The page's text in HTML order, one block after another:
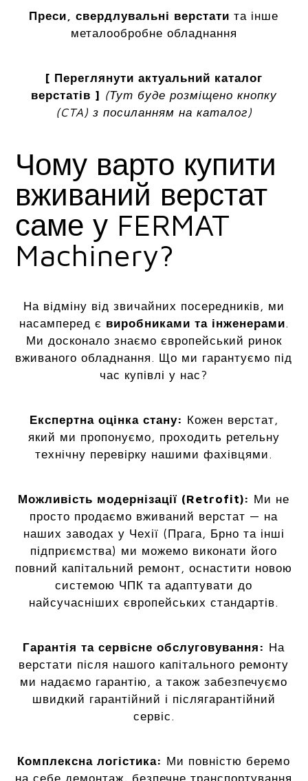
Преси, свердлувальні верстати та інше
металообробне обладнання
[ Переглянути актуальний каталог
верстатів ] (Тут буде розміщено кнопку
(CTA) з посиланням на каталог)
Чому варто купити
вживаний верстат
саме у FERMAT
Machinery?
На відміну від звичайних посередників, ми
насамперед є виробниками та інженерами.
Ми досконало знаємо європейський ринок
вживаного обладнання. Що ми гарантуємо під
час купівлі у нас?
Експертна оцінка стану: Кожен верстат,
який ми пропонуємо, проходить ретельну
технічну перевірку нашими фахівцями.
Можливість модернізації (Retrofit): Ми не
просто продаємо вживаний верстат — на
наших заводах у Чехії (Прага, Брно та інші
підприємства) ми можемо виконати його
повний капітальний ремонт, оснастити новою
системою ЧПК та адаптувати до
найсучасніших європейських стандартів.
Гарантія та сервісне обслуговування: На
верстати після нашого капітального ремонту
ми надаємо гарантію, а також забезпечуємо
швидкий гарантійний і післягарантійний
сервіс.
Комплексна логістика: Ми повністю беремо
на себе демонтаж, безпечне транспортування